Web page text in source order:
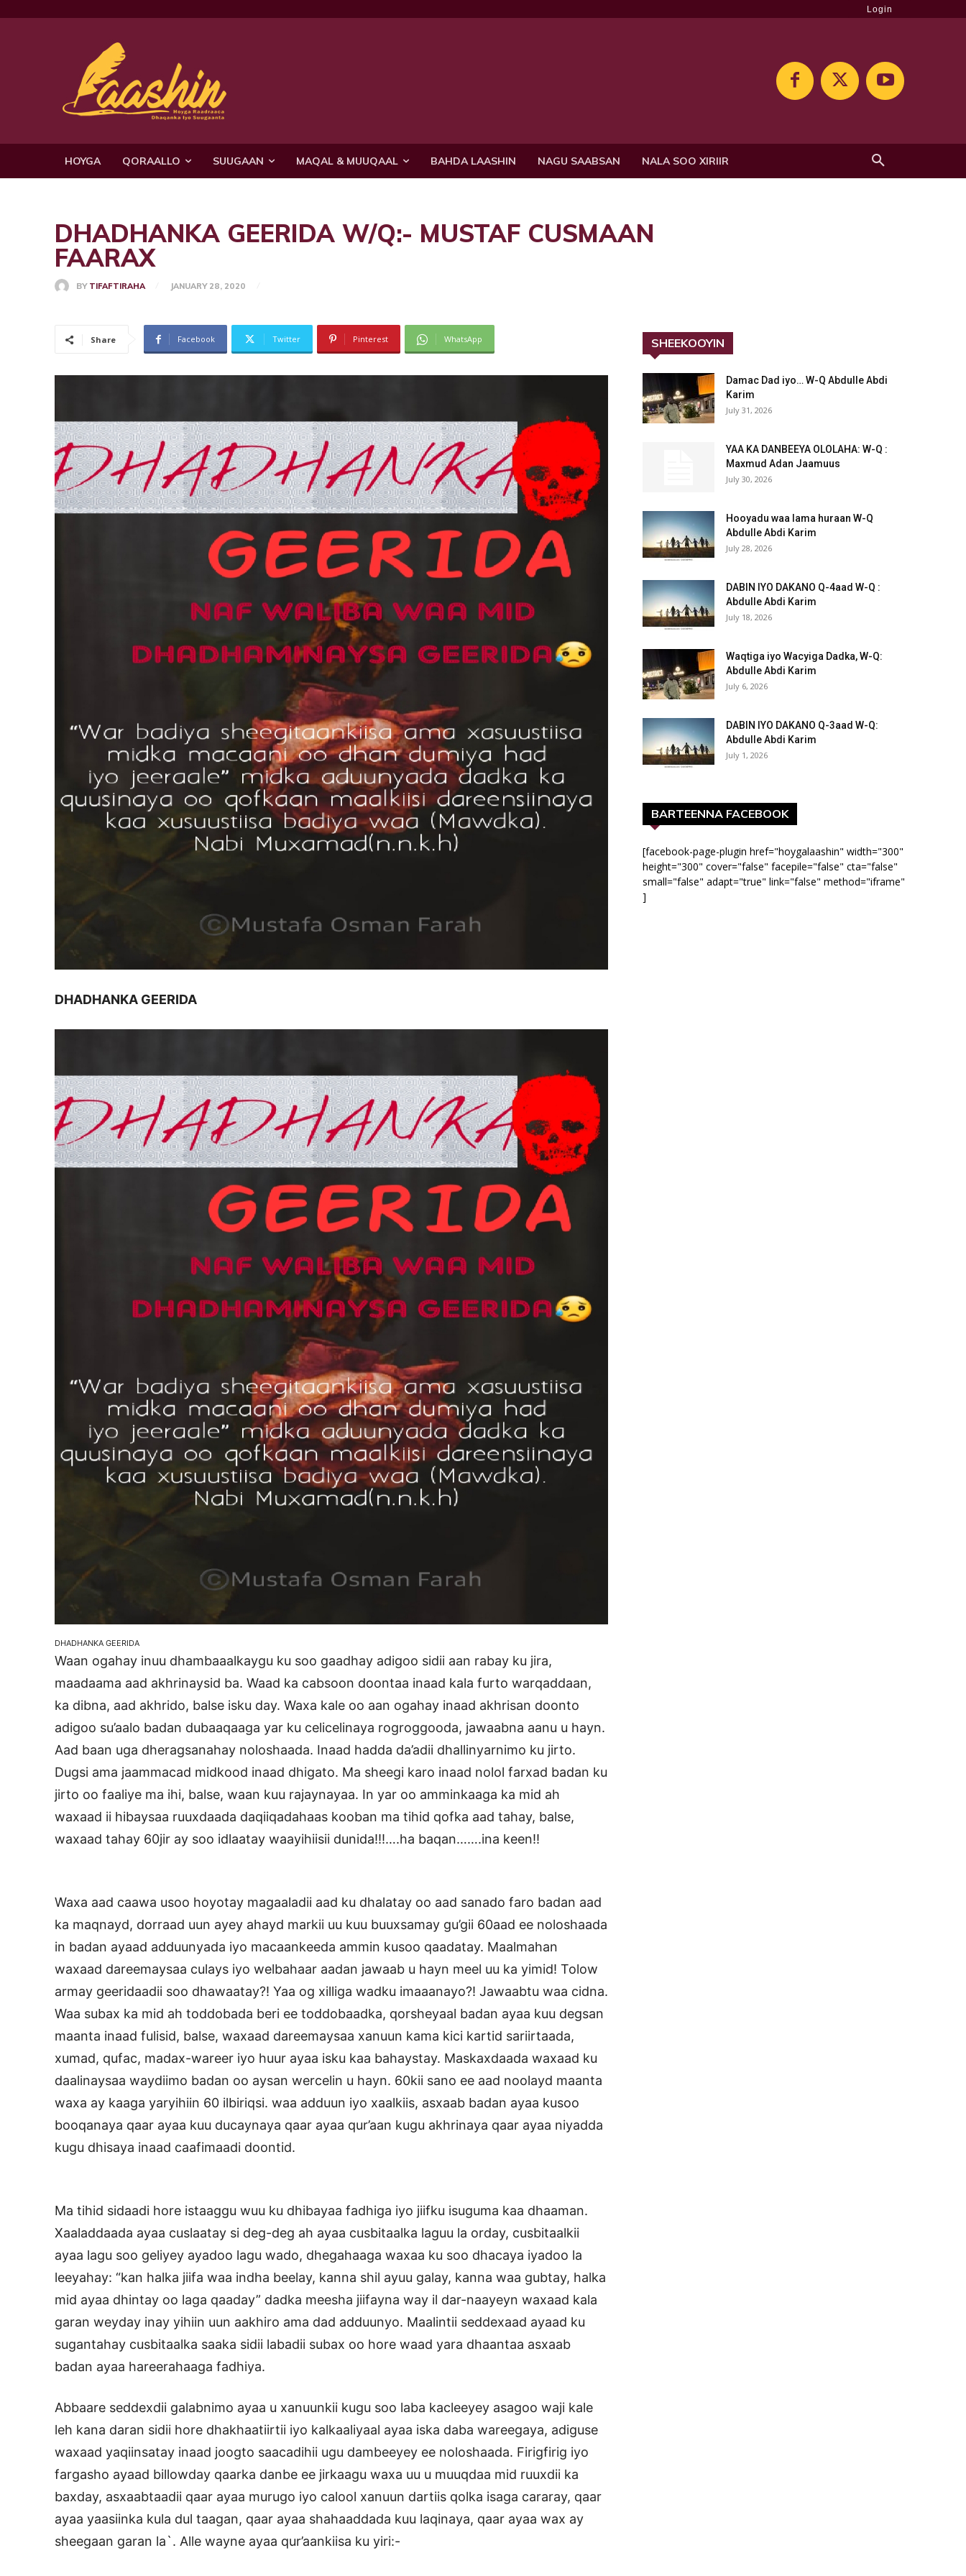
Login
HOYGA QORAALLO SUUGAAN MAQAL & MUUQAAL BAHDA LAASHIN NAGU SAABSAN NALA SOO XIRIIR
DHADHANKA GEERIDA W/Q:- MUSTAF CUSMAAN
FAARAX
BY TIFAFTIRAHA JANUARY 28, 2020
Share Facebook Twitter Pinterest WhatsApp
DHADHANKA GEERIDA
DHADHANKA GEERIDA
Waan ogahay inuu dhambaaalkaygu ku soo gaadhay adigoo sidii aan rabay ku jira,
maadaama aad akhrinaysid ba. Waad ka cabsoon doontaa inaad kala furto warqaddaan,
ka dibna, aad akhrido, balse isku day. Waxa kale oo aan ogahay inaad akhrisan doonto
adigoo su’aalo badan dubaaqaaga yar ku celicelinaya rogroggooda, jawaabna aanu u hayn.
Aad baan uga dheragsanahay noloshaada. Inaad hadda da’adii dhallinyarnimo ku jirto.
Dugsi ama jaammacad midkood inaad dhigato. Ma sheegi karo inaad nolol farxad badan ku
jirto oo faaliye ma ihi, balse, waan kuu rajaynayaa. In yar oo amminkaaga ka mid ah
waxaad ii hibaysaa ruuxdaada daqiiqadahaas kooban ma tihid qofka aad tahay, balse,
waxaad tahay 60jir ay soo idlaatay waayihiisii dunida!!!….ha baqan…….ina keen!!
Waxa aad caawa usoo hoyotay magaaladii aad ku dhalatay oo aad sanado faro badan aad
ka maqnayd, dorraad uun ayey ahayd markii uu kuu buuxsamay gu’gii 60aad ee noloshaada
in badan ayaad adduunyada iyo macaankeeda ammin kusoo qaadatay. Maalmahan
waxaad dareemaysaa culays iyo welbahaar aadan jawaab u hayn meel uu ka yimid! Tolow
armay geeridaadii soo dhawaatay?! Yaa og xilliga wadku imaaanayo?! Jawaabtu waa cidna.
Waa subax ka mid ah toddobada beri ee toddobaadka, qorsheyaal badan ayaa kuu degsan
maanta inaad fulisid, balse, waxaad dareemaysaa xanuun kama kici kartid sariirtaada,
xumad, qufac, madax-wareer iyo huur ayaa isku kaa bahaystay. Maskaxdaada waxaad ku
daalinaysaa waydiimo badan oo aysan wercelin u hayn. 60kii sano ee aad noolayd maanta
waxa ay kaaga yaryihiin 60 ilbiriqsi. waa adduun iyo xaalkiis, asxaab badan ayaa kusoo
booqanaya qaar ayaa kuu ducaynaya qaar ayaa qur’aan kugu akhrinaya qaar ayaa niyadda
kugu dhisaya inaad caafimaadi doontid.
Ma tihid sidaadi hore istaaggu wuu ku dhibayaa fadhiga iyo jiifku isuguma kaa dhaaman.
Xaaladdaada ayaa cuslaatay si deg-deg ah ayaa cusbitaalka laguu la orday, cusbitaalkii
ayaa lagu soo geliyey ayadoo lagu wado, dhegahaaga waxaa ku soo dhacaya iyadoo la
leeyahay: “kan halka jiifa waa indha beelay, kanna shil ayuu galay, kanna waa gubtay, halka
mid ayaa dhintay oo laga qaaday” dadka meesha jiifayna way il dar-naayeyn waxaad kala
garan weyday inay yihiin uun aakhiro ama dad adduunyo. Maalintii seddexaad ayaad ku
sugantahay cusbitaalka saaka sidii labadii subax oo hore waad yara dhaantaa asxaab
badan ayaa hareerahaaga fadhiya.
Abbaare seddexdii galabnimo ayaa u xanuunkii kugu soo laba kacleeyey asagoo waji kale
leh kana daran sidii hore dhakhaatiirtii iyo kalkaaliyaal ayaa iska daba wareegaya, adiguse
waxaad yaqiinsatay inaad joogto saacadihii ugu dambeeyey ee noloshaada. Firigfirig iyo
fargasho ayaad billowday qaarka danbe ee jirkaagu waxa uu u muuqdaa mid ruuxdii ka
baxday, asxaabtaadii qaar ayaa murugo iyo calool xanuun dartiis qolka isaga cararay, qaar
ayaa yaasiinka kula dul taagan, qaar ayaa shahaaddada kuu laqinaya, qaar ayaa wax ay
sheegaan garan la`. Alle wayne ayaa qur’aankiisa ku yiri:-
SHEEKOOYIN
Damac Dad iyo… W-Q Abdulle Abdi
Karim
July 31, 2026
YAA KA DANBEEYA OLOLAHA: W-Q :
Maxmud Adan Jaamuus
July 30, 2026
Hooyadu waa lama huraan W-Q
Abdulle Abdi Karim
July 28, 2026
DABIN IYO DAKANO Q-4aad W-Q :
Abdulle Abdi Karim
July 18, 2026
Waqtiga iyo Wacyiga Dadka, W-Q:
Abdulle Abdi Karim
July 6, 2026
DABIN IYO DAKANO Q-3aad W-Q:
Abdulle Abdi Karim
July 1, 2026
BARTEENNA FACEBOOK
[facebook-page-plugin href="hoygalaashin" width="300"
height="300" cover="false" facepile="false" cta="false"
small="false" adapt="true" link="false" method="iframe"
]